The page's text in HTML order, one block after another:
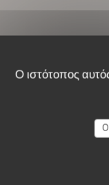
Ο ιστότοπος